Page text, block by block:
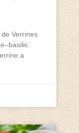
Verrines
a